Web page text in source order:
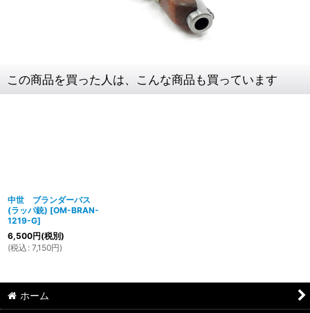
この商品を買った人は、こんな商品も買っています
中世 ブランダーバス
(ラッパ銃) [OM-BRAN-
1219-G]
6,500円(税別)
(税込 : 7,150円)
ホーム